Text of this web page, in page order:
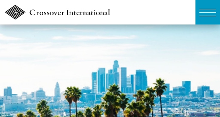
無料簡易査定
販売物件MAP